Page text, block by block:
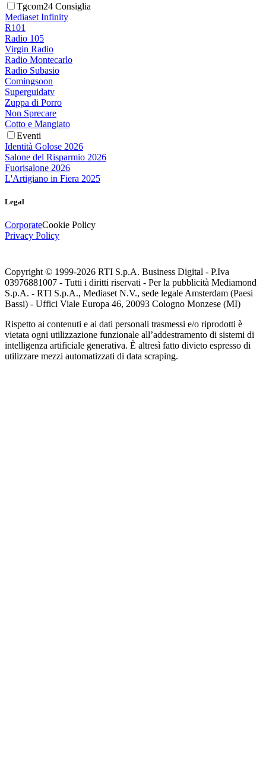
Tgcom24 Consiglia
Mediaset Infinity
R101
Radio 105
Virgin Radio
Radio Montecarlo
Radio Subasio
Comingsoon
Superguidatv
Zuppa di Porro
Non Sprecare
Cotto e Mangiato
Eventi
Identità Golose 2026
Salone del Risparmio 2026
Fuorisalone 2026
L'Artigiano in Fiera 2025
Legal
CorporateCookie Policy
Privacy Policy
Copyright © 1999-2026 RTI S.p.A. Business Digital - P.Iva
03976881007 - Tutti i diritti riservati - Per la pubblicità Mediamond
S.p.A. - RTI S.p.A., Mediaset N.V., sede legale Amsterdam (Paesi
Bassi) - Uffici Viale Europa 46, 20093 Cologno Monzese (MI)
Rispetto ai contenuti e ai dati personali trasmessi e/o riprodotti è
vietata ogni utilizzazione funzionale all’addestramento di sistemi di
intelligenza artificiale generativa. È altresì fatto divieto espresso di
utilizzare mezzi automatizzati di data scraping.